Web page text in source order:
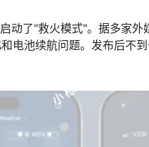
动了"救火模式"。据多家
电池续航问题。发布后不